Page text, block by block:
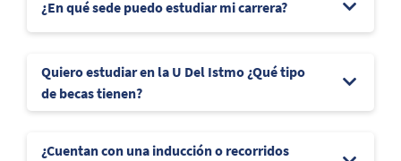
¿En qué sede puedo estudiar mi carrera?
Quiero estudiar en la U Del Istmo ¿Qué tipo
de becas tienen?
¿Cuentan con una inducción o recorridos